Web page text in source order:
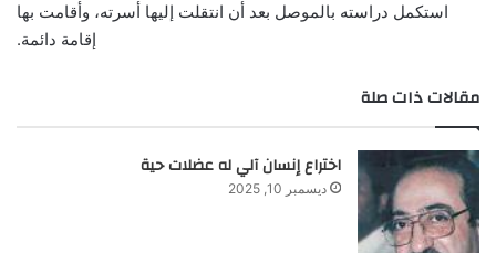
استكمل دراسته بالموصل بعد أن انتقلت إليها أسرته، وأقامت بها
إقامة دائمة.
مقالات ذات صلة
اختراع إنسان آلي له عضلات حية
ديسمبر 10, 2025